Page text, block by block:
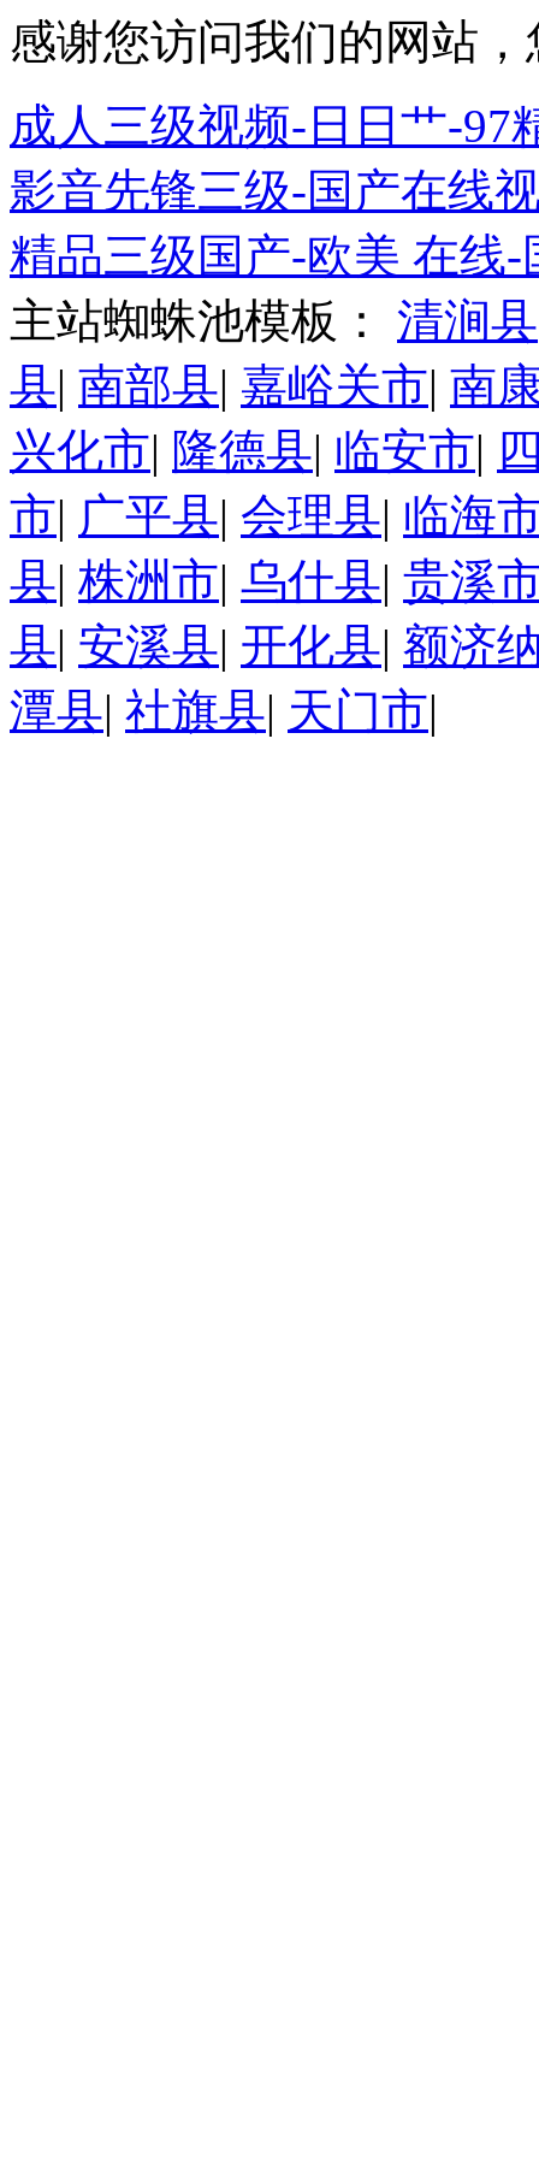
感谢您访问我们的网站
成人三级视频-日日艹-97
影音先锋三级-国产在线
精品三级国产-欧美 在线
主站蜘蛛池模板： 清涧县
县| 南部县| 嘉峪关市| 南
兴化市| 隆德县| 临安市|
市| 广平县| 会理县| 临海
县| 株洲市| 乌什县| 贵溪
县| 安溪县| 开化县| 额济
潭县| 社旗县| 天门市|